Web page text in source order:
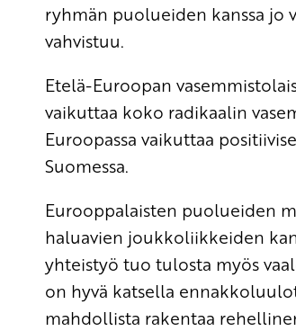
ryhmän puolueiden kanssa jo
vahvistuu.
Etelä-Euroopan
vaikuttaa koko radikaalin
Euroopassa vaikuttaa
Suomessa.
Eurooppalaisten puolueiden
haluavien joukkoliikkeiden
yhteistyö tuo tulosta myös
on hyvä katsella
mahdollista rakentaa